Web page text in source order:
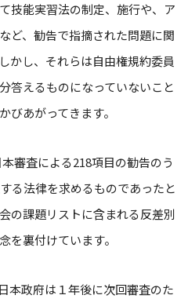
技能実習法の制定、施行や、ア
ど、勧告で指摘された問題に関
かし、それらは自由権規約委員
答えるものになっていないこと
びあがってきます。
審査による218項目の勧告のう
る法律を求めるものであったと
の課題リストに含まれる反差別
を裏付けています。
本政府は１年後に次回審査のた